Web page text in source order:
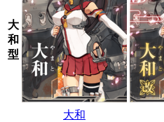
大
和
型
大和